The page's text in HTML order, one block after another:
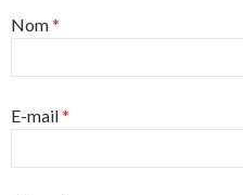
Nom*
E-mail*